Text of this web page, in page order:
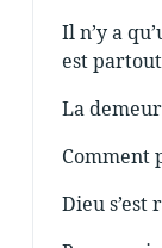
Il n’y a
est
La
Comment
Dieu s’est